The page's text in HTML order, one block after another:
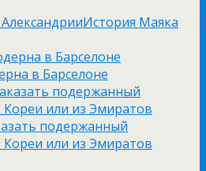
История Маяка
в Барселоне
подержанный
или из Эмиратов